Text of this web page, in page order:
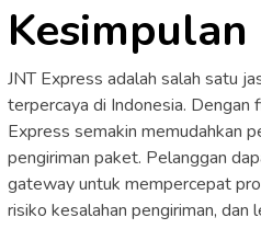
Kesimpulan
JNT Express adalah salah satu
terpercaya di Indonesia. Dengan
Express semakin memudahkan
pengiriman paket. Pelanggan
gateway untuk mempercepat
risiko kesalahan pengiriman, dan